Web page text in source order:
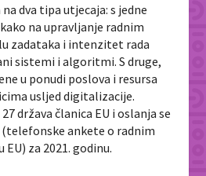
dva tipa utjecaja: s jedne
na upravljanje radnim
zadataka i intenzitet rada
sistemi i algoritmi. S druge,
u ponudi poslova i resursa
usljed digitalizacije.
država članica EU i oslanja se
(telefonske ankete o radnim
za 2021. godinu.